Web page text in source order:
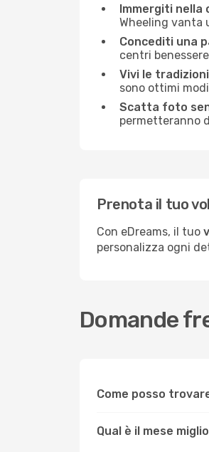
Immergiti nella
Wheeling vanta
Concediti una
centri
Vivi le
sono ottimi
Scatta foto
permetteranno
Prenota il tuo
Con eDreams, il tuo
personalizza ogni
Domande
Come posso
Qual è il mese